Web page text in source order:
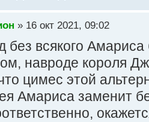
» 16 окт 2021, 09:02
без всякого
навроде короля
цимес этой
Амариса заменит